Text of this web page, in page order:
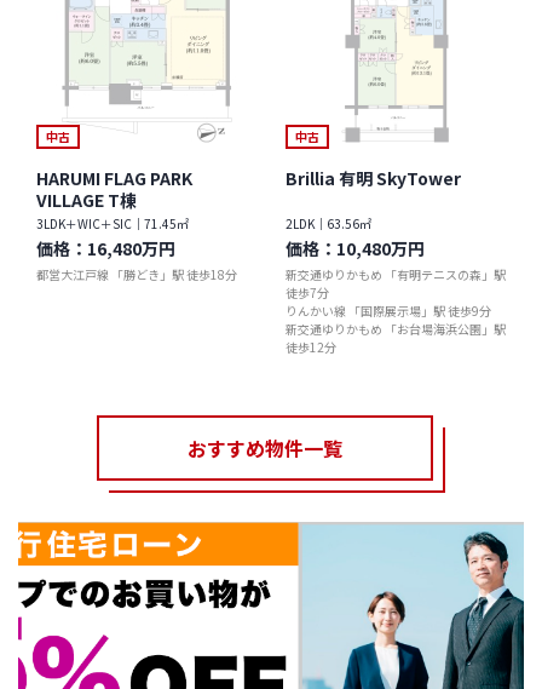
中古
HARUMI FLAG PARK
VILLAGE T棟
3LDK＋WIC＋SIC｜71.45㎡
価格： 16,480万円
都営大江戸線 「勝どき」駅 徒歩18分
中古
Brillia 有明 SkyTower
2LDK｜63.56㎡
価格： 10,480万円
新交通ゆりかもめ 「有明テニスの森」駅
徒歩7分
りんかい線 「国際展示場」駅 徒歩9分
新交通ゆりかもめ 「お台場海浜公園」駅
徒歩12分
おすすめ物件一覧